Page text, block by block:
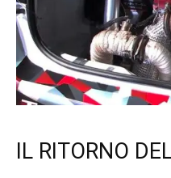
IL RITORNO